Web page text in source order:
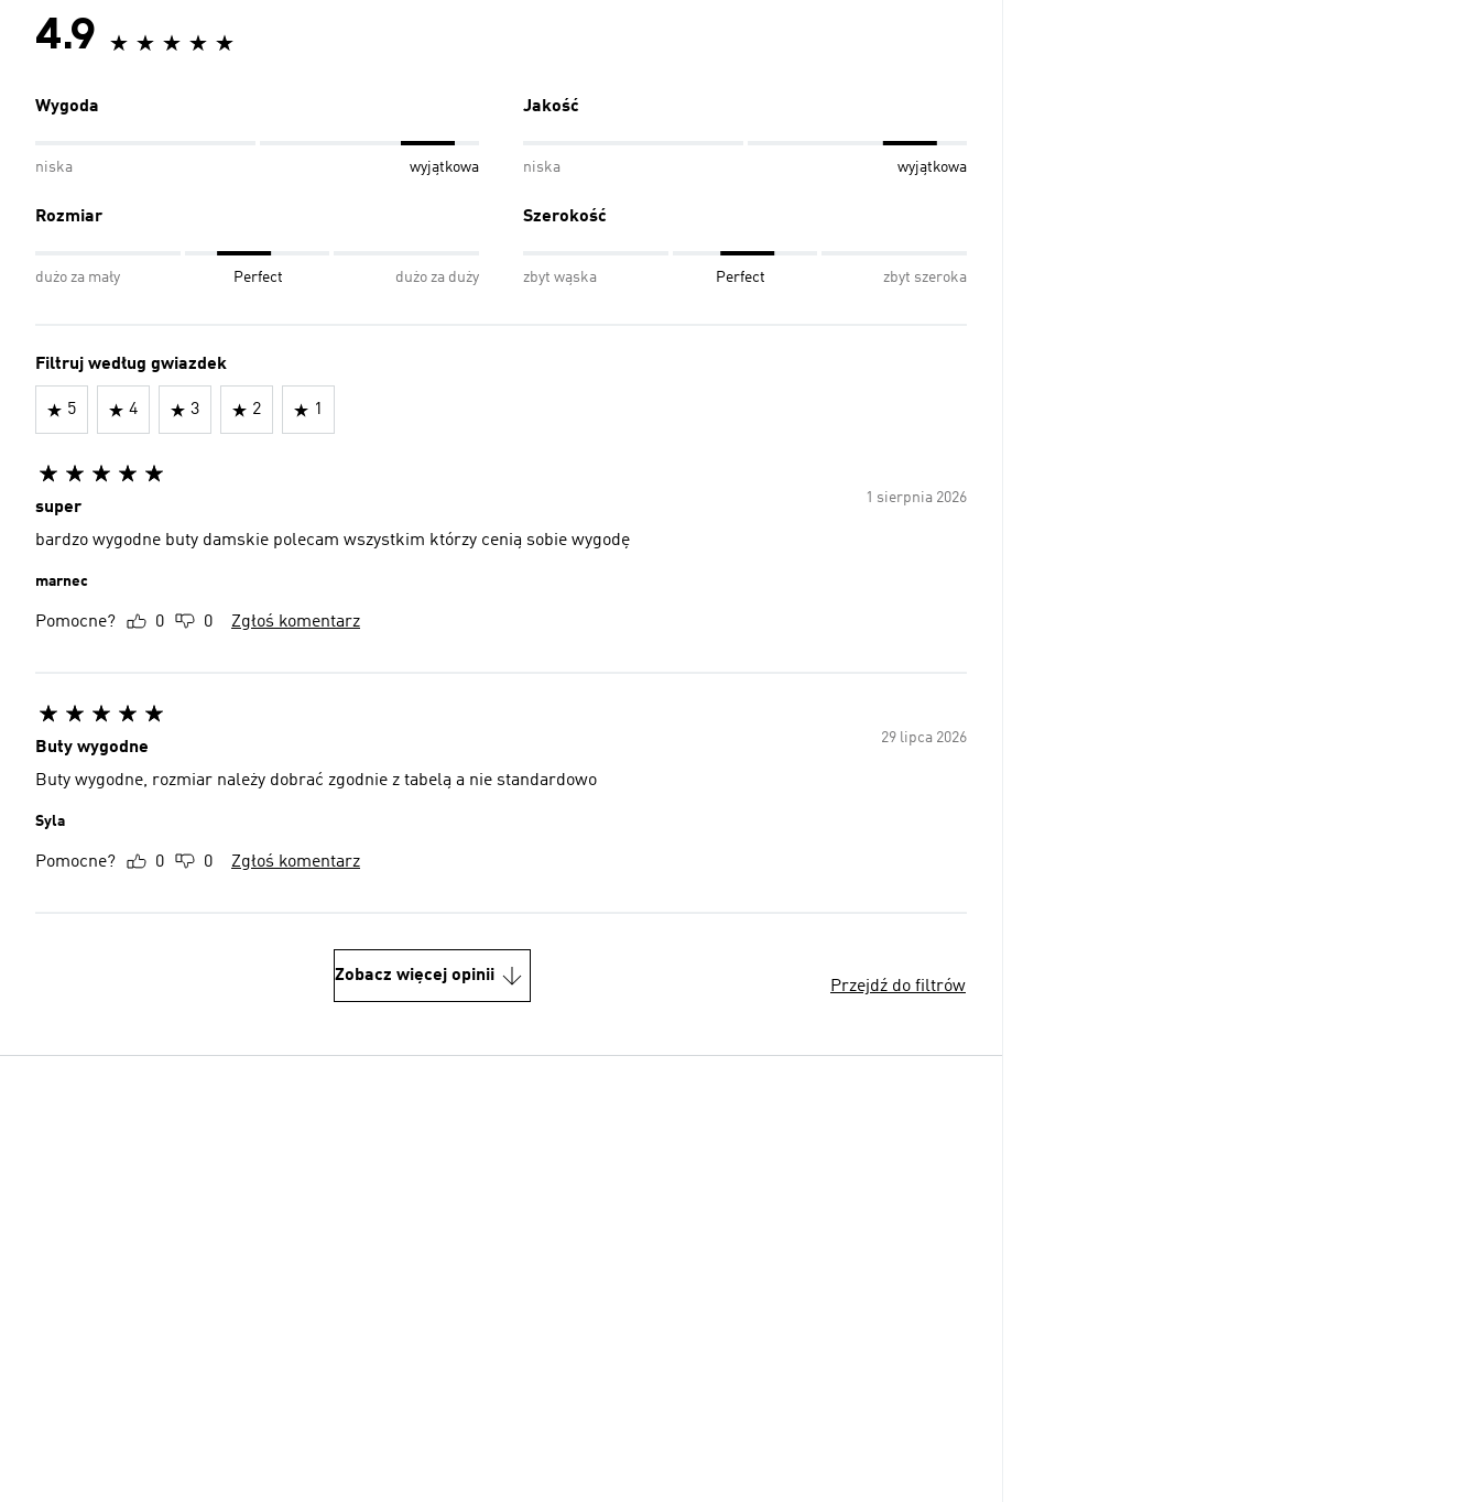
4.9
Wygoda
niska wyjątkowa
Jakość
niska wyjątkowa
Rozmiar
dużo za mały Perfect dużo za duży
Szerokość
zbyt wąska Perfect zbyt szeroka
Filtruj według gwiazdek
5 4 3 2 1
1 sierpnia 2026
super
bardzo wygodne buty damskie polecam wszystkim którzy cenią sobie wygodę
marnec
Pomocne? 0 0 Zgłoś komentarz
29 lipca 2026
Buty wygodne
Buty wygodne, rozmiar należy dobrać zgodnie z tabelą a nie standardowo
Syla
Pomocne? 0 0 Zgłoś komentarz
Zobacz więcej opinii
Przejdź do filtrów